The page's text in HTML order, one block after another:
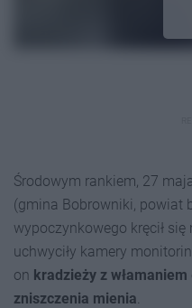
Środowym rankiem, 27
(gmina Bobrowniki, powiat
wypoczynkowego kręcił
uchwyciły kamery
on kradzieży z włamaniem
zniszczenia mienia.